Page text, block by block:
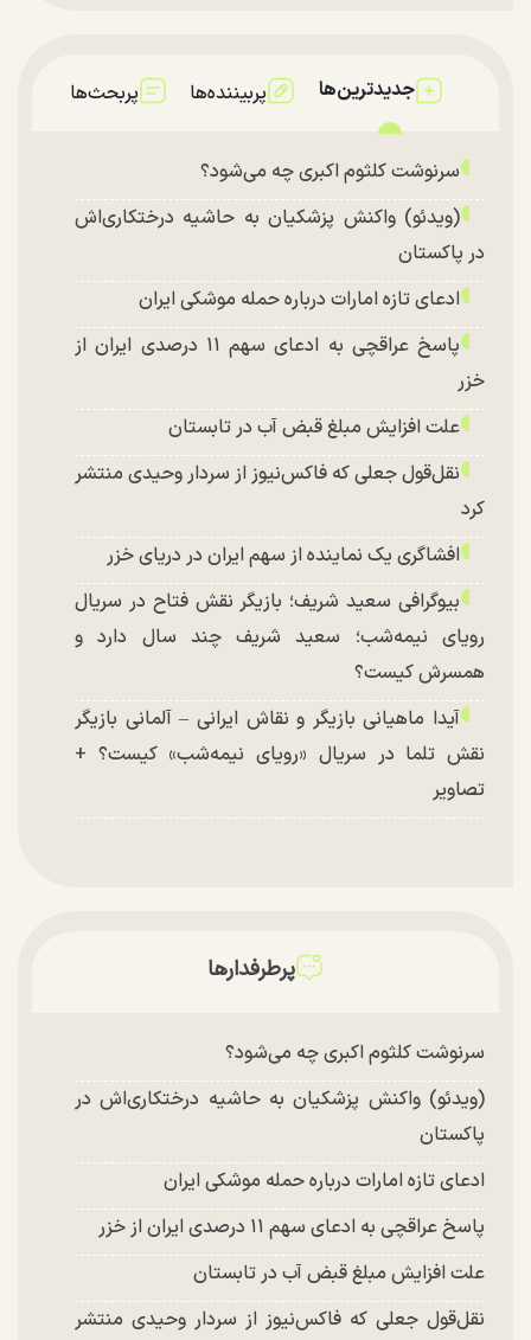
جدیدترین‌ها پربیننده‌ها پربحث‌ها
سرنوشت کلثوم اکبری چه می‌شود؟
(ویدئو) واکنش پزشکیان به حاشیه درختکاری‌اش
در پاکستان
ادعای تازه امارات درباره حمله موشکی ایران
پاسخ عراقچی به ادعای سهم ۱۱ درصدی ایران از
خزر
علت افزایش مبلغ قبض آب در تابستان
نقل‌قول جعلی که فاکس‌نیوز از سردار وحیدی منتشر
کرد
افشاگری یک نماینده از سهم ایران در دریای خزر
بیوگرافی سعید شریف؛ بازیگر نقش فتاح در سریال
رویای نیمه‌شب؛ سعید شریف چند سال دارد و
همسرش کیست؟
آیدا ماهیانی بازیگر و نقاش ایرانی – آلمانی بازیگر
نقش تلما در سریال «رویای نیمه‌شب» کیست؟ +
تصاویر
پرطرفدارها
سرنوشت کلثوم اکبری چه می‌شود؟
(ویدئو) واکنش پزشکیان به حاشیه درختکاری‌اش در
پاکستان
ادعای تازه امارات درباره حمله موشکی ایران
پاسخ عراقچی به ادعای سهم ۱۱ درصدی ایران از خزر
علت افزایش مبلغ قبض آب در تابستان
نقل‌قول جعلی که فاکس‌نیوز از سردار وحیدی منتشر